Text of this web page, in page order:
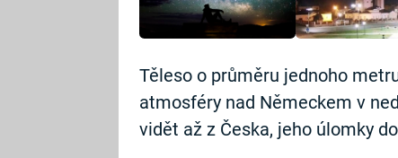
Těleso o průměru jednoho
atmosféry nad Německem v
vidět až z Česka, jeho úlomky